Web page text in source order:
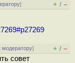
] + / –
модератору] + / –
совет